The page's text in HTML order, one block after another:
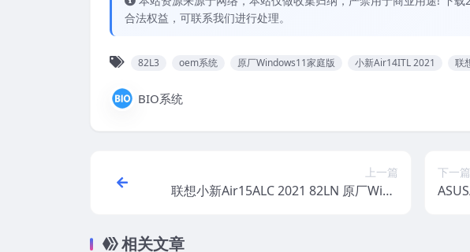
合法权益，可联系我们进行处理。
82L3 oem系统 原厂Windows11家庭版 小新Air14ITL 2021 联
BIO系统
上一篇
联想小新Air15ALC 2021 82LN 原厂Wind
下一篇
相关文章